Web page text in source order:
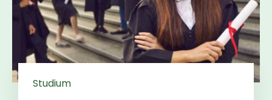
Studium